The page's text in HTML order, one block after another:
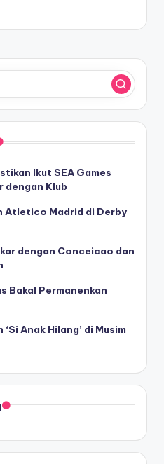
Ikut SEA Games
dengan Klub
Atletico Madrid di Derby
dengan Conceicao dan
Bakal Permanenkan
Anak Hilang’ di Musim